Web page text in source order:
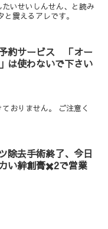
いせいしんせん、と読み
震えるアレです。
約サービス 「オー
は使わないで下さい
おりません。 ご注意く
除去手術終了、今日
い絆創膏✖️2で営業